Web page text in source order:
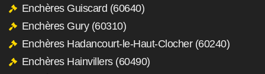
Enchères Guiscard (60640)
Enchères Gury (60310)
Enchères Hadancourt-le-Haut-Clocher (60240)
Enchères Hainvillers (60490)